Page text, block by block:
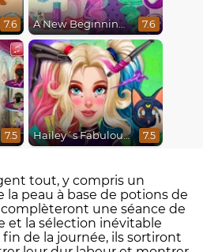
7.6 A New Beginning, From Sad to Fab 7.6
7.5 Hailey´s Fabulous Hairstyle Challenge 7.5
tout, y compris un
peau à base de potions de
une séance de
et la sélection inévitable
de la journée, ils sortiront